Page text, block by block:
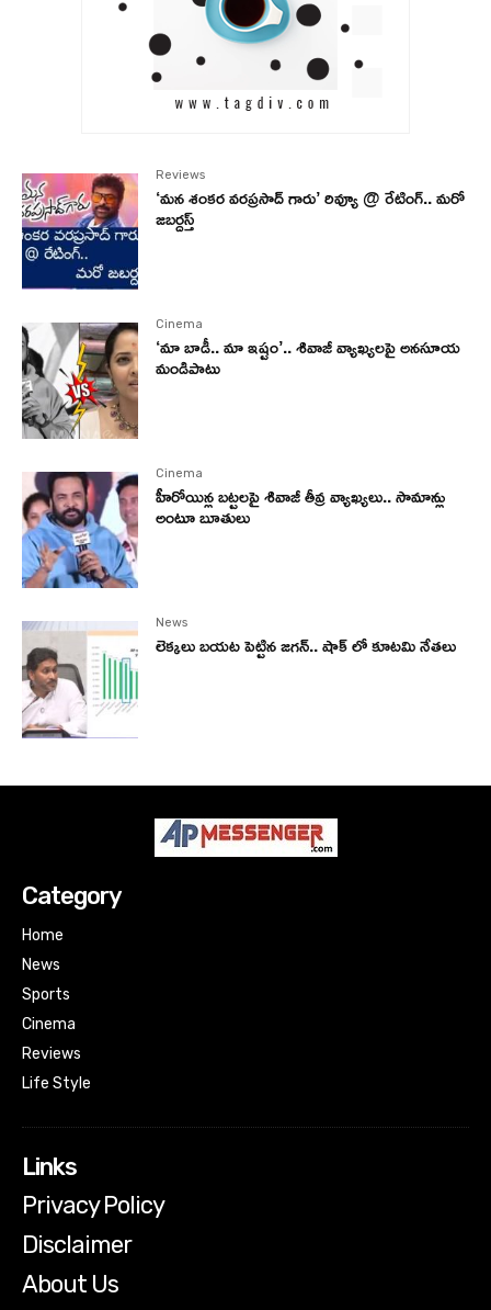
Reviews
‘మన శంకర వరప్రసాద్ గారు’ రివ్యూ @ రేటింగ్.. మరో
జబర్దస్త్
Cinema
‘మా బాడీ.. మా ఇష్టం’.. శివాజీ వ్యాఖ్యలపై అనసూయ
మండిపాటు
Cinema
హీరోయిన్ల బట్టలపై శివాజీ తీవ్ర వ్యాఖ్యలు.. సామాన్లు
అంటూ బూతులు
News
లెక్కలు బయట పెట్టిన జగన్.. షాక్ లో కూటమి నేతలు
Category
Home
News
Sports
Cinema
Reviews
Life Style
Links
Privacy Policy
Disclaimer
About Us